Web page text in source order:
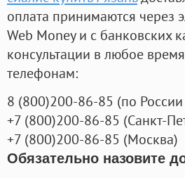
оплата принимаются через
Web Money и с банковских
консультации в любое
телефонам:
8 (800)200-86-85 (по
+7 (800)200-86-85 (Санкт-
+7 (800)200-86-85 (Москва)
Обязательно назовите